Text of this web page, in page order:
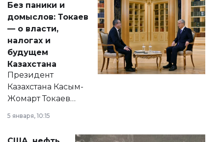
Без паники и
домыслов: Токаев
— о власти,
налогах и
будущем
Казахстана
Президент
Казахстана Касым-
Жомарт Токаев
сразу несколько
актуальных тем —
5 января, 10:15